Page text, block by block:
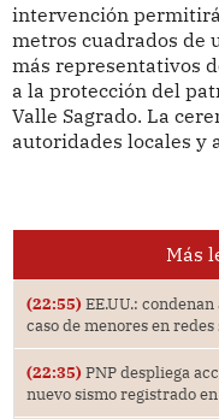
intervención
metros cuadrados de
más representativos
a la protección del
Valle Sagrado. La
autoridades locales y
Más
(22:55) EE.UU.:
caso de menores en redes
(22:35) PNP despliega
nuevo sismo registrado